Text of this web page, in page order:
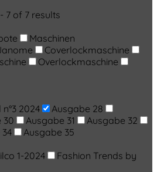
7 of 7 results
Maschinen
Coverlockmaschine
Overlockmaschine
2024
Ausgabe 28
30 Ausgabe 31
Ausgabe 32
Ausgabe 35
1-2024
Fashion Trends by